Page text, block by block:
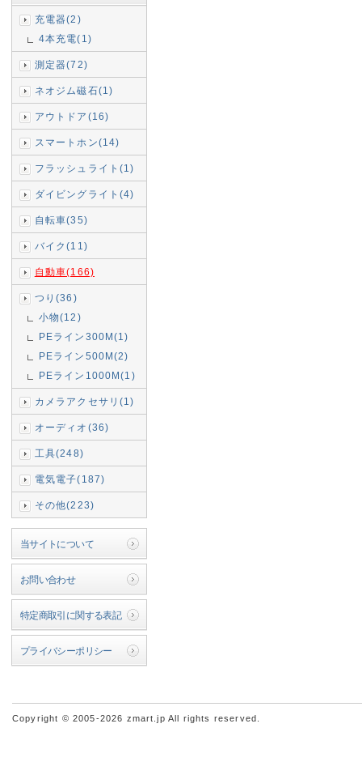
充電器(2)
4本充電(1)
測定器(72)
ネオジム磁石(1)
アウトドア(16)
スマートホン(14)
フラッシュライト(1)
ダイビングライト(4)
自転車(35)
バイク(11)
自動車(166)
つり(36)
小物(12)
PEライン300M(1)
PEライン500M(2)
PEライン1000M(1)
カメラアクセサリ(1)
オーディオ(36)
工具(248)
電気電子(187)
その他(223)
当サイトについて
お問い合わせ
特定商取引に関する表記
プライバシーポリシー
Copyright © 2005-2026 zmart.jp All rights reserved.